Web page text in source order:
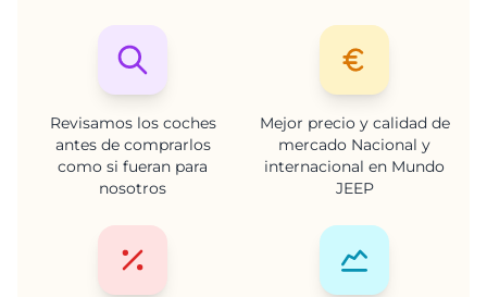
Revisamos los coches
antes de comprarlos
como si fueran para
nosotros
Mejor precio y calidad de
mercado Nacional y
internacional en Mundo
JEEP